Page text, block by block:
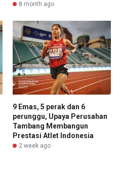
8 month ago
9 Emas, 5 perak dan 6
perunggu, Upaya Perusahan
Tambang Membangun
Prestasi Atlet Indonesia
2 week ago